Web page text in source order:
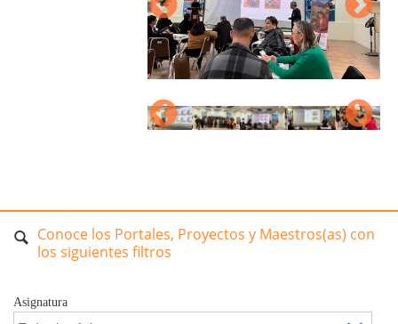
Conoce los Portales, Proyectos y Maestros(as) con
los siguientes filtros
Asignatura